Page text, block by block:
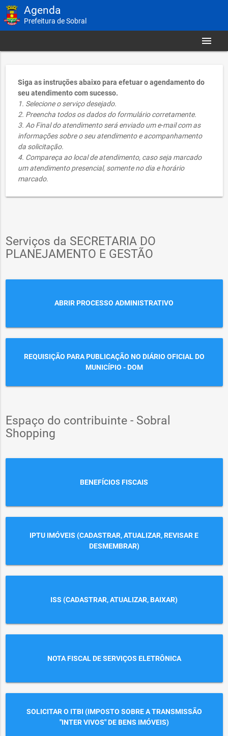
Agenda
Prefeitura de Sobral
menu
Siga as instruções abaixo para efetuar o agendamento do
seu atendimento com sucesso.
1. Selecione o serviço desejado.
2. Preencha todos os dados do formulário corretamente.
3. Ao Final do atendimento será enviado um e-mail com as
informações sobre o seu atendimento e acompanhamento
da solicitação.
4. Compareça ao local de atendimento, caso seja marcado
um atendimento presencial, somente no dia e horário
marcado.
Serviços da SECRETARIA DO
PLANEJAMENTO E GESTÃO
ABRIR PROCESSO ADMINISTRATIVO
REQUISIÇÃO PARA PUBLICAÇÃO NO DIÁRIO OFICIAL DO
MUNICÍPIO - DOM
Espaço do contribuinte - Sobral
Shopping
BENEFÍCIOS FISCAIS
IPTU IMÓVEIS (CADASTRAR, ATUALIZAR, REVISAR E
DESMEMBRAR)
ISS (CADASTRAR, ATUALIZAR, BAIXAR)
NOTA FISCAL DE SERVIÇOS ELETRÔNICA
SOLICITAR O ITBI (IMPOSTO SOBRE A TRANSMISSÃO
"INTER VIVOS" DE BENS IMÓVEIS)